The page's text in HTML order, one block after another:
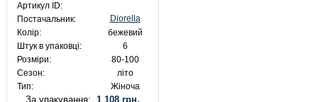
Артикул ID:
Постачальник:
Diorella
Колір:
бежевий
Штук в упаковці:
6
Розміри:
80-100
Сезон:
літо
Тип:
Жіноча
За упакування: 1 108 грн.